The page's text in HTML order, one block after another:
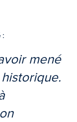
:
mené